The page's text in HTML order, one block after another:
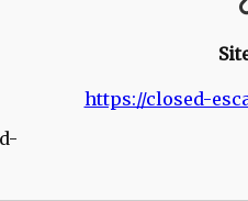
https://closed-